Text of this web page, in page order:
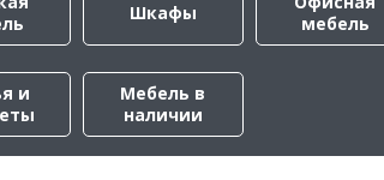
Шкафы
мебель
и
Мебель в
наличии